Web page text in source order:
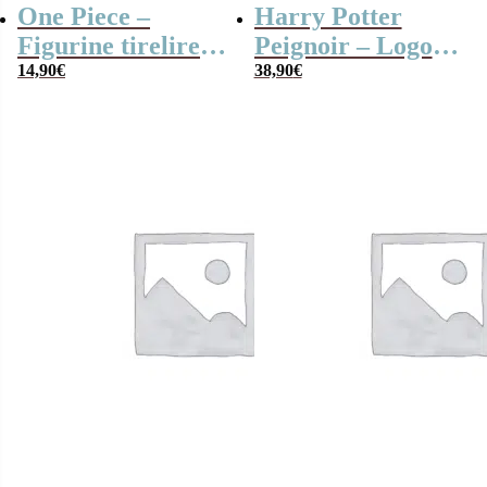
One Piece –
Figurine tirelire
Luffy – 15 cm
14,90€
Harry Potter
Peignoir – Logo
Poudlard
38,90€